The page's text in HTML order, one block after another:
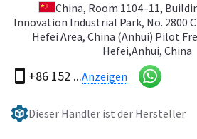
China, Room 1104–11,
Innovation Industrial Park, No. 2800
Hefei Area, China (Anhui) Pilot
Hefei,Anhui, China
+86 152 ...Anzeigen
Dieser Händler ist der Hersteller